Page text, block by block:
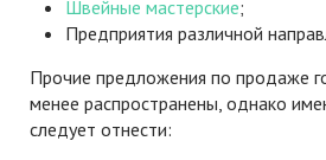
Швейные мастерские;
Предприятия различной
Прочие предложения по продаже
менее распространены, однако
следует отнести: